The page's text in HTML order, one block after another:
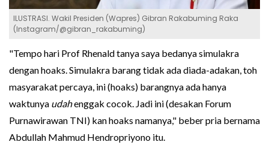
ILUSTRASI. Wakil Presiden (Wapres) Gibran Rakabuming Raka
(Instagram/@gibran_rakabuming)
"Tempo hari Prof Rhenald tanya saya bedanya simulakra
dengan hoaks. Simulakra barang tidak ada diada-adakan, toh
masyarakat percaya, ini (hoaks) barangnya ada hanya
waktunya udahenggak cocok. Jadi ini (desakan Forum
Purnawirawan TNI) kan hoaks namanya," beber pria bernama
Abdullah Mahmud Hendropriyono itu.